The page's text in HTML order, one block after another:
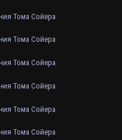
Тома Сойера
Тома Сойера
Тома Сойера
Тома Сойера
Тома Сойера
Тома Сойера